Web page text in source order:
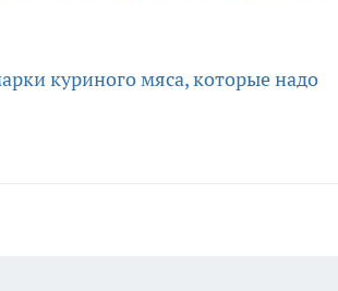
куриного мяса, которые надо